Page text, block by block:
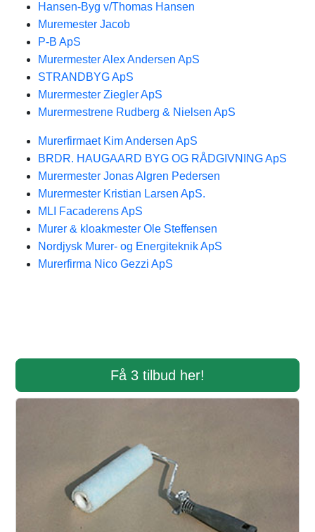
Hansen-Byg v/Thomas Hansen
Muremester Jacob
P-B ApS
Murermester Alex Andersen ApS
STRANDBYG ApS
Murermester Ziegler ApS
Murermestrene Rudberg & Nielsen ApS
Murerfirmaet Kim Andersen ApS
BRDR. HAUGAARD BYG OG RÅDGIVNING ApS
Murermester Jonas Algren Pedersen
Murermester Kristian Larsen ApS.
MLI Facaderens ApS
Murer & kloakmester Ole Steffensen
Nordjysk Murer- og Energiteknik ApS
Murerfirma Nico Gezzi ApS
Få 3 tilbud her!